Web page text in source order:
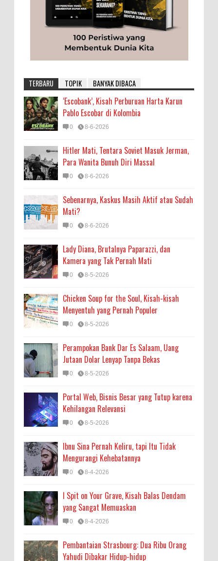
TERBARU TOPIK BANYAK DIBACA
‘Escobank’, Kisah Perburuan Harta Karun
Pablo Escobar di Kolombia
0 8-6-2026
Hitler Mati, Tentara Soviet Masuk Jerman,
Para Wanita Bunuh Diri Massal
0 8-6-2026
Sebenarnya, Kaskus Masih Aktif atau Sudah
Mati?
0 8-6-2026
Lady Diana, Brutalnya Paparazzi, dan
Kamera yang Tak Pernah Mati
0 8-5-2026
Chicken Soup for the Soul, Kisah-kisah
Menyentuh yang Pernah Populer
0 8-5-2026
Perampokan Bank Dar Es Salaam, Uang
Jutaan Dolar Lenyap Tanpa Bekas
0 8-5-2026
Portal Web, Bisnis Besar yang Tutup karena
Kehilangan Relevansi
0 8-5-2026
Ibnu Sina Pernah Keliru, tapi Itu Tidak
Mengurangi Kehebatannya
0 8-4-2026
I Spit on Your Grave, Kisah Balas Dendam
yang Sangat Memuaskan
0 8-4-2026
Pembantaian Strasbourg: Dua Ribu Orang
Yahudi Dibakar Hidup-hidup